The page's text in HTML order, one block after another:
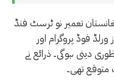
تعمیر نو ٹرسٹ فنڈ
فنڈز ورلڈ فوڈ پروگرام اور
دینی ہوگی۔ ذرائع نے
متوقع تھی۔